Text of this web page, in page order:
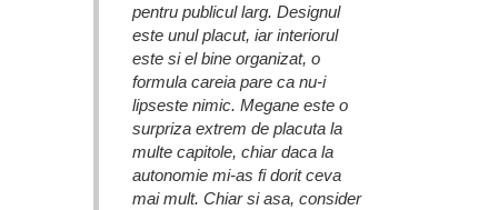
pentru publicul larg. Designul
este unul placut, iar interiorul
este si el bine organizat, o
formula careia pare ca nu-i
lipseste nimic. Megane este o
surpriza extrem de placuta la
multe capitole, chiar daca la
autonomie mi-as fi dorit ceva
mai mult. Chiar si asa, consider